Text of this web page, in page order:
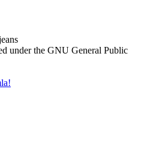
under the GNU General Public